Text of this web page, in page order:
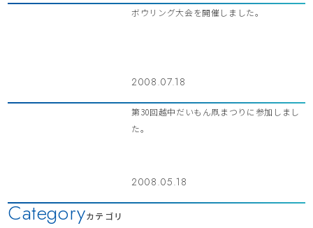
ボウリング大会を開催しました。
2008.07.18
第30回越中だいもん凧まつりに参加しまし
た。
2008.05.18
Categoryカテゴリ